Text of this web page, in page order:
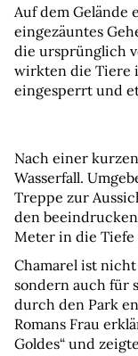
Auf dem
eingezäuntes
die ursprünglich
wirkten die Tiere
eingesperrt und
Nach einer
Wasserfall.
Treppe zur
den
Meter in die Tiefe
Chamarel ist
sondern auch für
durch den Park
Romans Frau
Goldes“ und